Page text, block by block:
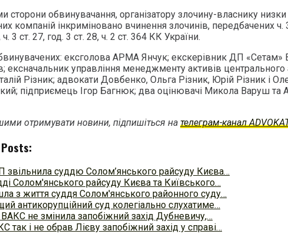
сторони обвинувачання, організатору злочину-власнику низки
компаній інкриміновано вчинення злочинів, передбачених ч.
ч. 3 ст. 27, год. 3 ст. 28, ч. 2 ст. 364 КК України.
ексголова АРМА Янчук; екскерівник ДП «Сетам»
ексначальник управління менеджменту активів центрального
Різник; адвокати Довбенко, Ольга Різник, Юрій Різник і
підприємець Ігор Багнюк; два оцінювачі Микола Варуш та
отримувати новини, підпишіться на телеграм-канал
звільнила суддю Солом’янського райсуду Києва…
Солом'янського райсуду Києва та Київського…
з життя суддя Солом'янського районного суду…
антикорупційний суд колегіально слухатиме…
не змінила запобіжний захід Дубневичу,…
так і не обрав Лієву запобіжний захід у справі…